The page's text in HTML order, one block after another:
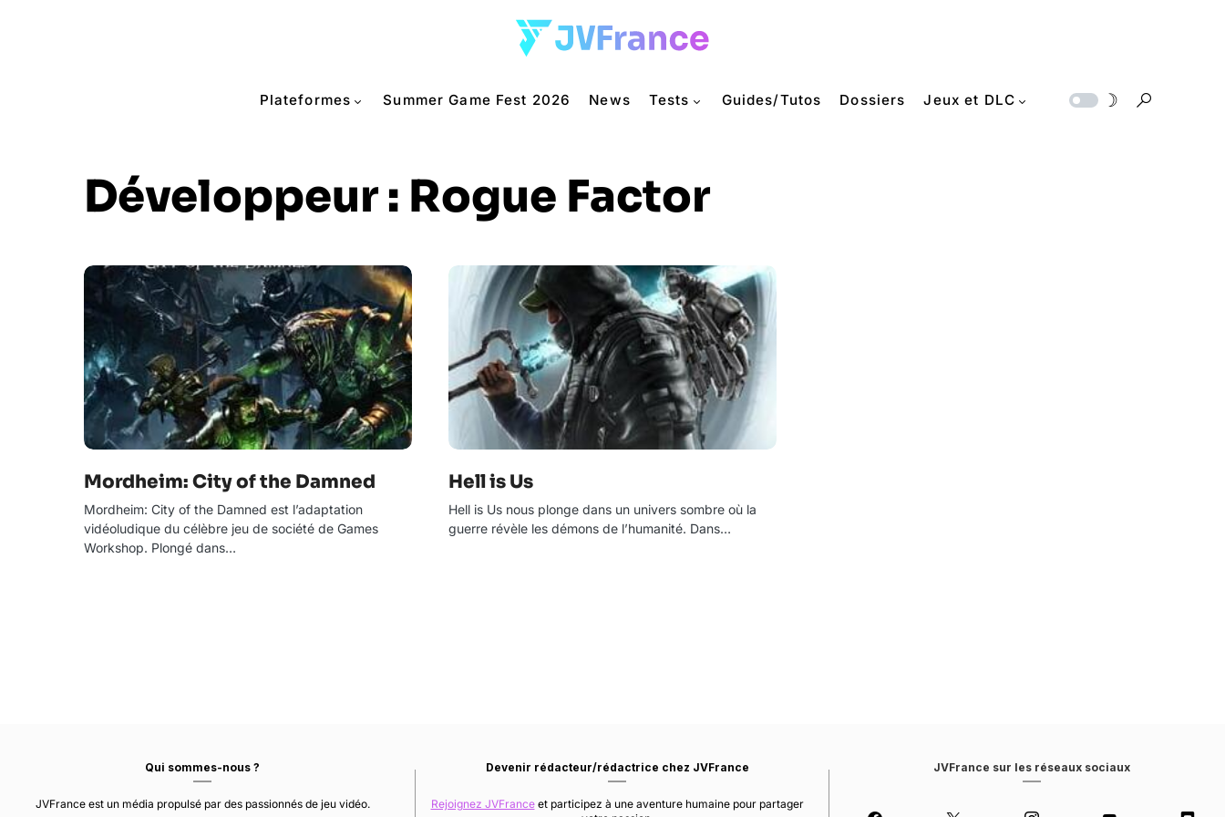
Plateformes Summer Game Fest 2026 News Tests Guides/Tutos Dossiers Jeux et DLC
Développeur : Rogue Factor
Mordheim: City of the Damned
Mordheim: City of the Damned est l’adaptation
vidéoludique du célèbre jeu de société de Games
Workshop. Plongé dans…
Hell is Us
Hell is Us nous plonge dans un univers sombre où la
guerre révèle les démons de l’humanité. Dans…
Qui sommes-nous ?
JVFrance est un média propulsé par des passionnés de jeu vidéo.
Devenir rédacteur/rédactrice chez JVFrance
Rejoignez JVFranceet participez à une aventure humaine pour partager
JVFrance sur les réseaux sociaux